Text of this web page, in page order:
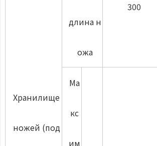
Хранилище
ножей (под
длина н
ожа
300
Ма
кс
им